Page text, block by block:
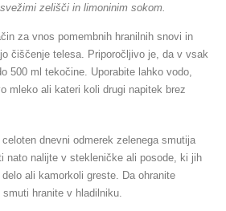
zelišči in limoninim sokom.
za vnos pomembnih hranilnih snovi in
čiščenje telesa. Priporočljivo je, da v vsak
500 ml tekočine. Uporabite lahko vodo,
mleko ali kateri koli drugi napitek brez
dnevni odmerek zelenega smutija
nato nalijte v stekleničke ali posode, ki jih
ali kamorkoli greste. Da ohranite
hranite v hladilniku.